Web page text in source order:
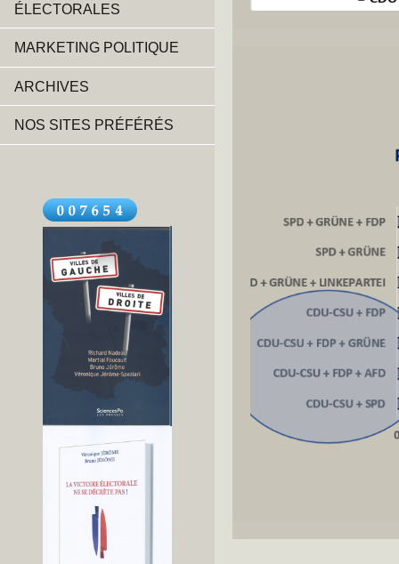
ÉLECTORALES
MARKETING POLITIQUE
ARCHIVES
NOS SITES PRÉFÉRÉS